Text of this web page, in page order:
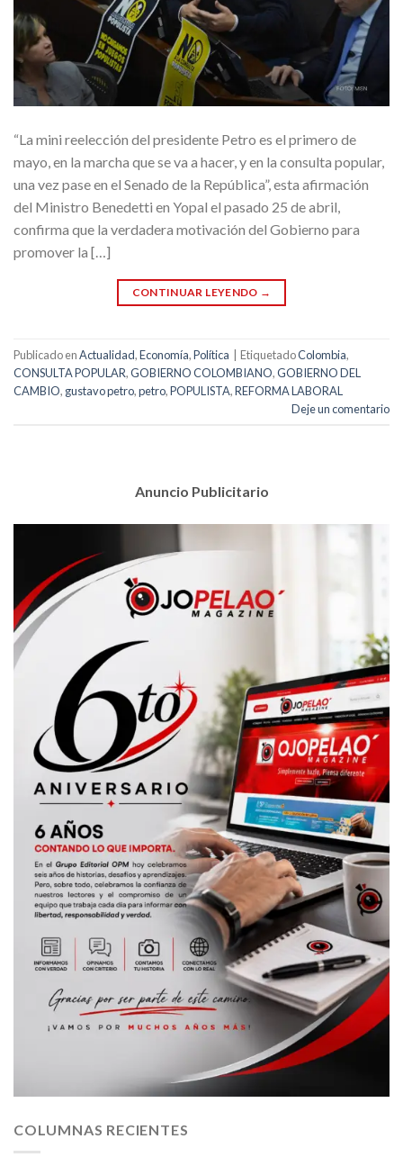
“La mini reelección del presidente Petro es el primero de
mayo, en la marcha que se va a hacer, y en la consulta popular,
una vez pase en el Senado de la República”, esta afirmación
del Ministro Benedetti en Yopal el pasado 25 de abril,
confirma que la verdadera motivación del Gobierno para
promover la […]
CONTINUAR LEYENDO →
Publicado enActualidad,Economía,Política EtiquetadoColombia,
CONSULTA POPULAR,GOBIERNO COLOMBIANO,GOBIERNO DEL
CAMBIO, gustavo petro,petro,POPULISTA,REFORMA LABORAL
Deje un comentario
Anuncio Publicitario
COLUMNAS RECIENTES